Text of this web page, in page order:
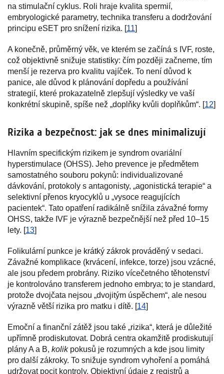
na stimulační cyklus. Roli hraje kvalita spermií,
embryologické parametry, technika transferu a dodržování
principu eSET pro snížení rizika. [11]
A konečně, průměrný věk, ve kterém se začíná s IVF, roste,
což objektivně snižuje statistiky: čím později začneme, tím
menší je rezerva pro kvalitu vajíček. To není důvod k
panice, ale důvod k plánování dopředu a používání
strategií, které prokazatelně zlepšují výsledky ve vaší
konkrétní skupině, spíše než „doplňky kvůli doplňkům“. [12]
Rizika a bezpečnost: jak se dnes minimalizují
Hlavním specifickým rizikem je syndrom ovariální
hyperstimulace (OHSS). Jeho prevence je předmětem
samostatného souboru pokynů: individualizované
dávkování, protokoly s antagonisty, „agonistická terapie“ a
selektivní přenos kryocyklů u „vysoce reagujících
pacientek“. Tato opatření radikálně snížila závažné formy
OHSS, takže IVF je výrazně bezpečnější než před 10–15
lety. [13]
Folikulární punkce je krátký zákrok prováděný v sedaci.
Závažné komplikace (krvácení, infekce, torze) jsou vzácné,
ale jsou předem probrány. Riziko vícečetného těhotenství
je kontrolováno transferem jednoho embrya; to je standard,
protože dvojčata nejsou „dvojitým úspěchem“, ale nesou
výrazně větší rizika pro matku i dítě. [14]
Emoční a finanční zátěž jsou také „rizika“, která je důležité
upřímně prodiskutovat. Dobrá centra okamžitě prodiskutují
plány A a B, kolikpokusů je rozumných a kde jsou limity
pro další zákroky. To snižuje syndrom vyhoření a pomáhá
udržovat pocit kontroly. Objektivní údaje z registrů a